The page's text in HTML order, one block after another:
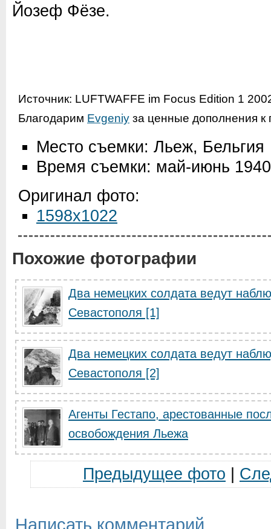
Йозеф Фёзе.
Источник: LUFTWAFFE im Focus Edition 1
Благодарим Evgeniy за ценные дополнения к
Место съемки: Льеж, Бельгия
Время съемки: май-июнь 1940
Оригинал фото:
1598x1022
Похожие фотографии
Два немецких солдата ведут
Севастополя [1]
Два немецких солдата ведут
Севастополя [2]
Агенты Гестапо, арестованные
освобождения Льежа
Предыдущее фото
Написать комментарий